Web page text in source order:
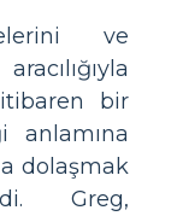
ve
bir
anlamına
dolaşmak
Greg,